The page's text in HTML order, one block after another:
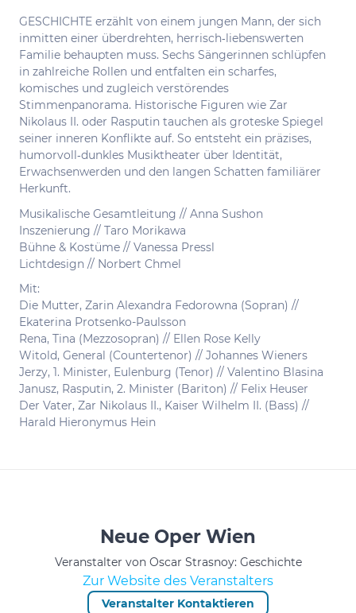
Informationen
GESCHICHTE erzählt von einem jungen Mann, der sich
inmitten einer überdrehten, herrisch‑liebenswerten
Familie behaupten muss. Sechs Sängerinnen schlüpfen
in zahlreiche Rollen und entfalten ein scharfes,
komisches und zugleich verstörendes
Stimmenpanorama. Historische Figuren wie Zar
Nikolaus II. oder Rasputin tauchen als groteske Spiegel
seiner inneren Konflikte auf. So entsteht ein präzises,
humorvoll‑dunkles Musiktheater über Identität,
Erwachsenwerden und den langen Schatten familiärer
Herkunft.
Musikalische Gesamtleitung // Anna Sushon
Inszenierung // Taro Morikawa
Bühne & Kostüme // Vanessa Pressl
Lichtdesign // Norbert Chmel
Mit:
Die Mutter, Zarin Alexandra Fedorowna (Sopran) //
Ekaterina Protsenko-Paulsson
Rena, Tina (Mezzosopran) // Ellen Rose Kelly
Witold, General (Countertenor) // Johannes Wieners
Jerzy, 1. Minister, Eulenburg (Tenor) // Valentino Blasina
Janusz, Rasputin, 2. Minister (Bariton) // Felix Heuser
Der Vater, Zar Nikolaus II., Kaiser Wilhelm II. (Bass) //
Harald Hieronymus Hein
Neue Oper Wien
Veranstalter von Oscar Strasnoy: Geschichte
Zur Website des Veranstalters
Veranstalter Kontaktieren